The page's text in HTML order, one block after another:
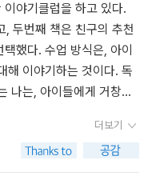
야기클럽을 하고 있다.
두번째 책은 친구의 추천
했다. 수업 방식은, 아이
해 이야기하는 것이다. 독
나는, 아이들에게 거창한
로에 대한 자존감과 목표
로 하여 수업하고 있다.
담을 주지 않으면서도 책
더보기